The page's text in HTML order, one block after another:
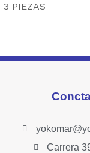
3 PIEZAS
Carrera